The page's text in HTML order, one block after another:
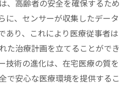
トフォームの活用
化とその利点
ータ解析の応用
情報共有促進
標準化と品質向上
キル向上支援
、高齢者の安全を確保するため
に、センサーが収集したデータ
あり、これにより医療従事者は
た治療計画を立てることができ
技術の進化は、在宅医療の質を
で安心な医療環境を提供するこ